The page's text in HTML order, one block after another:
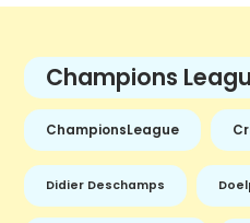
Champions
ChampionsLeague
Didier Deschamps